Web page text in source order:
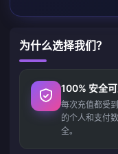
为什么选择我们？
100% 安全
每次充值都受
的个人和支付
全。